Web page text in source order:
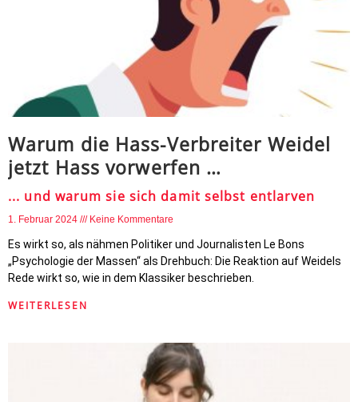
Warum die Hass-Verbreiter Weidel
jetzt Hass vorwerfen …
... und warum sie sich damit selbst entlarven
1. Februar 2024 Keine Kommentare
Es wirkt so, als nähmen Politiker und Journalisten Le Bons
„Psychologie der Massen“ als Drehbuch: Die Reaktion auf Weidels
Rede wirkt so, wie in dem Klassiker beschrieben.
WEITERLESEN